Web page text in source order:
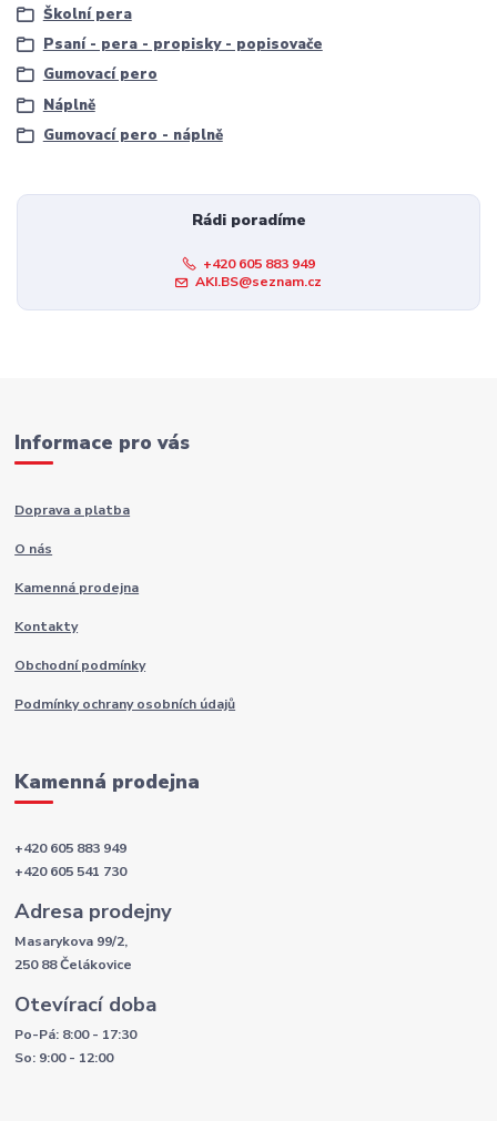
Školní pera
Psaní - pera - propisky - popisovače
Gumovací pero
Náplně
Gumovací pero - náplně
Rádi poradíme
+420 605 883 949
AKI.BS@seznam.cz
Informace pro vás
Doprava a platba
O nás
Kamenná prodejna
Kontakty
Obchodní podmínky
Podmínky ochrany osobních údajů
Kamenná prodejna
+420 605 883 949
+420 605 541 730
Adresa prodejny
Masarykova 99/2,
250 88 Čelákovice
Otevírací doba
Po-Pá: 8:00 - 17:30
So: 9:00 - 12:00